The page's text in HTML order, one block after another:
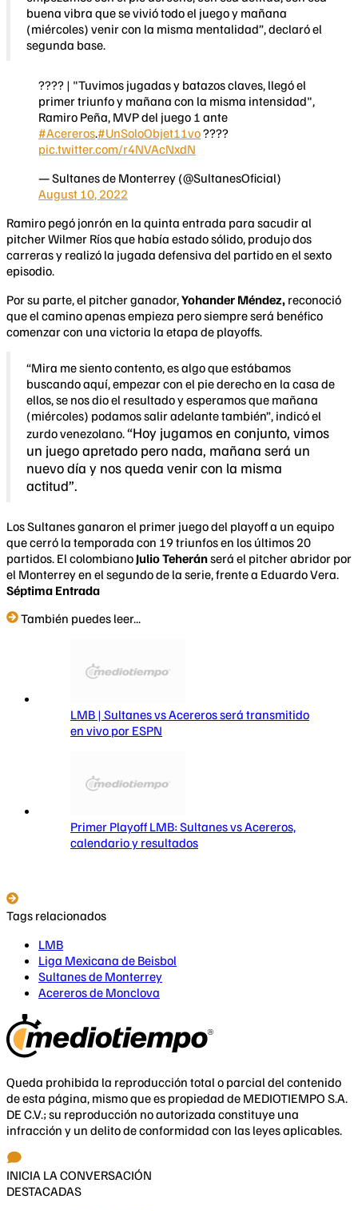
buena vibra que se vivió todo el juego y mañana
(miércoles) venir con la misma mentalidad”, declaró el
segunda base.
????️ | "Tuvimos jugadas y batazos claves, llegó el
primer triunfo y mañana con la misma intensidad",
Ramiro Peña, MVP del juego 1 ante
#Acereros.#UnSoloObjet11vo????
pic.twitter.com/r4NVAcNxdN
— Sultanes de Monterrey (@SultanesOficial)
August 10, 2022
Ramiro pegó jonrón en la quinta entrada para sacudir al
pitcher Wilmer Ríos que había estado sólido, produjo dos
carreras y realizó la jugada defensiva del partido en el sexto
episodio.
Por su parte, el pitcher ganador,Yohander Méndez, reconoció
que el camino apenas empieza pero siempre será benéfico
comenzar con una victoria la etapa de playoffs.
“Mira me siento contento, es algo que estábamos
buscando aquí, empezar con el pie derecho en la casa de
ellos, se nos dio el resultado y esperamos que mañana
(miércoles) podamos salir adelante también”, indicó el
zurdo venezolano.“Hoy jugamos en conjunto, vimos
un juego apretado pero nada, mañana será un
nuevo día y nos queda venir con la misma
actitud”.
Los Sultanes ganaron el primer juego del playoff a un equipo
que cerró la temporada con 19 triunfos en los últimos 20
partidos. El colombiano Julio Teheránserá el pitcher abridor por
el Monterrey en el segundo de la serie, frente a Eduardo Vera.
Séptima Entrada
También puedes leer...
LMB | Sultanes vs Acereros será transmitido
en vivo por ESPN
Primer Playoff LMB: Sultanes vs Acereros,
calendario y resultados
Tags relacionados
LMB
Liga Mexicana de Beisbol
Sultanes de Monterrey
Acereros de Monclova
Queda prohibida la reproducción total o parcial del contenido
de esta página, mismo que es propiedad de MEDIOTIEMPO S.A.
DE C.V.; su reproducción no autorizada constituye una
infracción y un delito de conformidad con las leyes aplicables.
INICIA LA CONVERSACIÓN
DESTACADAS